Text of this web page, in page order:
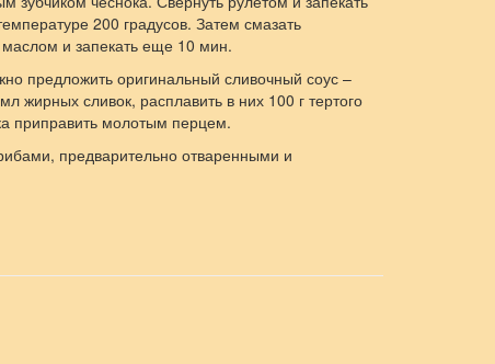
200 градусов. Затем смазать
и запекать еще 10 мин.
предложить оригинальный сливочный соус –
жирных сливок, расплавить в них 100 г тертого
приправить молотым перцем.
предварительно отваренными и